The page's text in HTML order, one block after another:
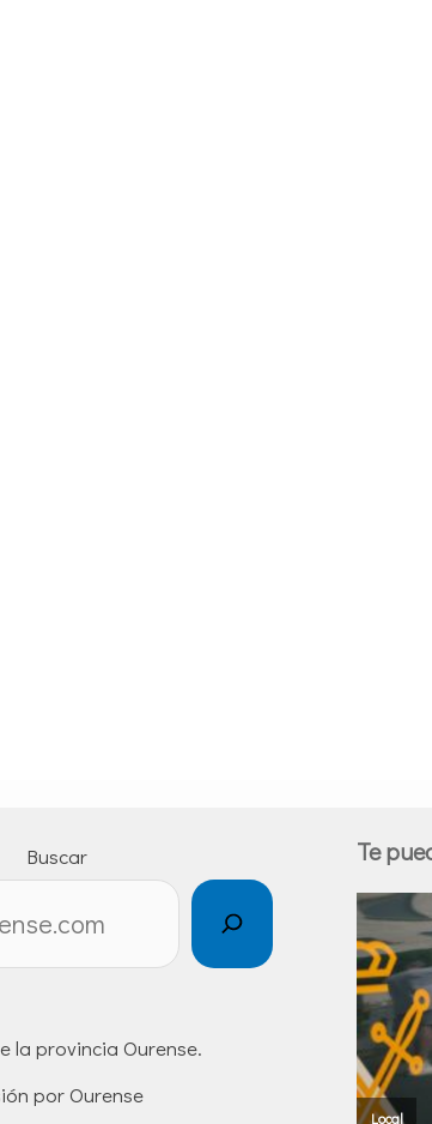
Buscar
la provincia Ourense.
por Ourense
Te